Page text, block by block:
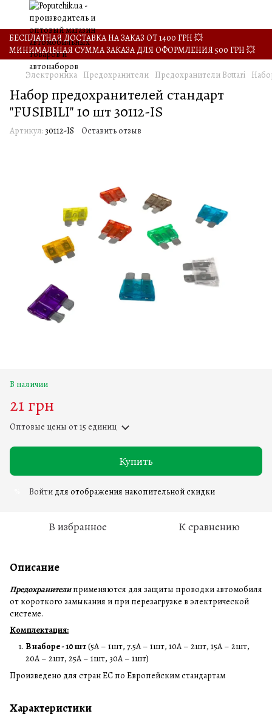
БЕСПЛАТНАЯ ДОСТАВКА НА ЗАКАЗ ОТ 1400 ГРН 💥
МИНИМАЛЬНАЯ СУММА ЗАКАЗА ДЛЯ ОФОРМЛЕНИЯ 500 ГРН 💥
Электроника Предохранители Предохранители Bottari
Набор предохранителей стандарт
"FUSIBILI" 10 шт 30112-IS
Артикул: 30112-IS Оставить отзыв
В наличии
21 грн
Оптовые цены от 15 единиц
Купить
Войти для отображения накопительной скидки
В избранное К сравнению
Описание
Предохранителиприменяются для защиты проводки автомобиля
от короткого замыкания и при перезагрузке в электрической
системе.
Комплектация:
В наборе - 10 шт(5A – 1шт, 7.5A – 1шт, 10A – 2шт, 15A – 2шт,
20A – 2шт, 25A – 1шт, 30A – 1шт)
Произведено для стран ЕС по Европейским стандартам
Характеристики